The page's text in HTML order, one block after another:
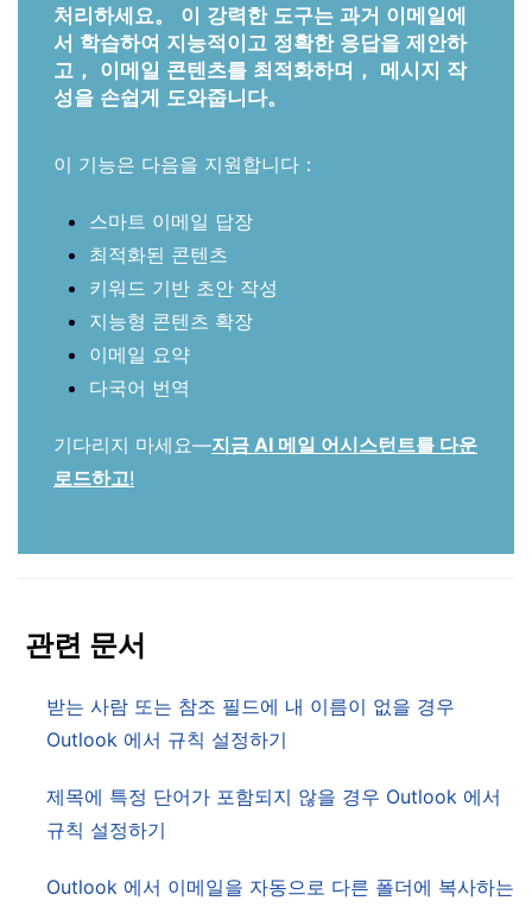
처리하세요。 이 강력한 도구는 과거 이메일에
서 학습하여 지능적이고 정확한 응답을 제안하
고， 이메일 콘텐츠를 최적화하며， 메시지 작
성을 손쉽게 도와줍니다。
이 기능은 다음을 지원합니다：
스마트 이메일 답장
최적화된 콘텐츠
키워드 기반 초안 작성
지능형 콘텐츠 확장
이메일 요약
다국어 번역
기다리지 마세요—지금 AI 메일 어시스턴트를 다운
로드하고!
관련 문서
받는 사람 또는 참조 필드에 내 이름이 없을 경우
Outlook 에서 규칙 설정하기
제목에 특정 단어가 포함되지 않을 경우 Outlook 에서
규칙 설정하기
Outlook 에서 이메일을 자동으로 다른 폴더에 복사하는